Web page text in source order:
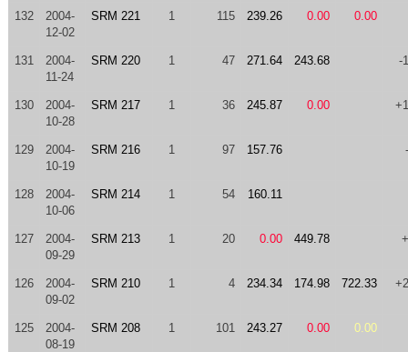
132
2004-
12-02
SRM 221 1 115 239.26 0.00 0.00
131
2004-
11-24
SRM 220 1 47 271.64 243.68 -
130
2004-
10-28
SRM 217 1 36 245.87 0.00
129
2004-
10-19
SRM 216 1 97 157.76
128
2004-
10-06
SRM 214 1 54 160.11
127
2004-
09-29
SRM 213 1 20 0.00 449.78
126
2004-
09-02
SRM 210 1 4 234.34 174.98 722.33
125
2004-
08-19
SRM 208 1 101 243.27 0.00 0.00